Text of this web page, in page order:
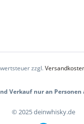
zzgl.
Verkauf nur an Personen
© 2025 deinwhisky.de